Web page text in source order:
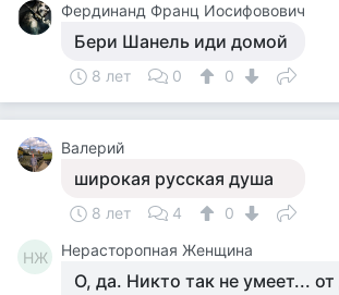
Фердинанд Франц Иосифовович
Бери Шанель иди домой
8 лет 0 0
Валерий
широкая русская душа
8 лет 4 0
НЖ Нерасторопная Женщина
О, да. Никто так не умеет...